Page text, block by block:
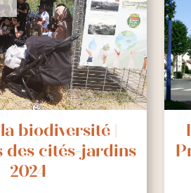
biodiversité |
des cités-jardins
2024